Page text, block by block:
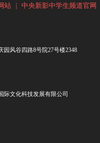
站 中央新影中学生频道官网
风谷四路8号院27号楼2348
际文化科技发展有限公司